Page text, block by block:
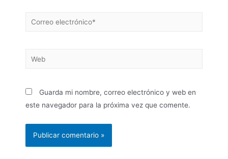
Guarda mi nombre, correo electrónico y web en
este navegador para la próxima vez que comente.